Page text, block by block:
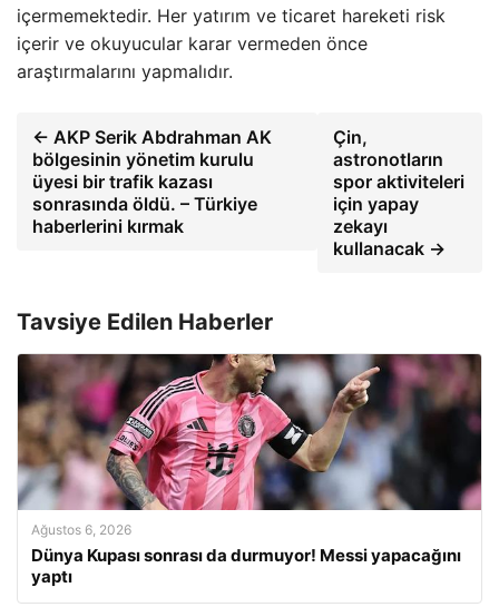
içermemektedir. Her yatırım ve ticaret hareketi risk
içerir ve okuyucular karar vermeden önce
araştırmalarını yapmalıdır.
← AKP Serik Abdrahman AK
bölgesinin yönetim kurulu
üyesi bir trafik kazası
sonrasında öldü. – Türkiye
haberlerini kırmak
Çin,
astronotların
spor aktiviteleri
için yapay
zekayı
kullanacak →
Tavsiye Edilen Haberler
Ağustos 6, 2026
Dünya Kupası sonrası da durmuyor! Messi yapacağını
yaptı